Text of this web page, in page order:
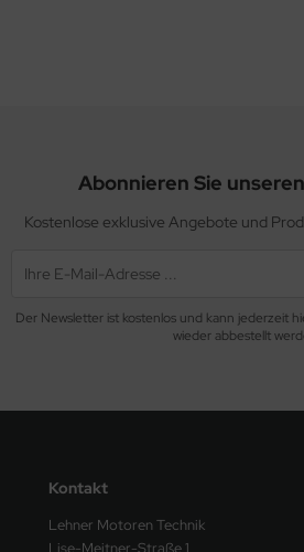
Abonnieren Sie
Kostenlose exklusive Angebote und
Der Newsletter ist kostenlos und kann jederzeit
wieder abbestellt
Kontakt
Lehner Motoren Technik
Lise-Meitner-Straße 1